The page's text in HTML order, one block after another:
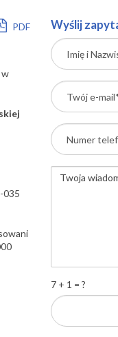
PDF
w
035
Wyślij
7 + 1 = ?